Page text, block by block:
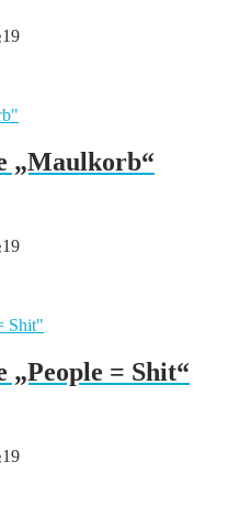
„Maulkorb“
„People = Shit“